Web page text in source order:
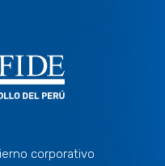
corporativo